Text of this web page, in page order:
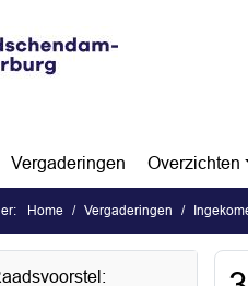
Vergaderingen Overzichten
Home Vergaderingen